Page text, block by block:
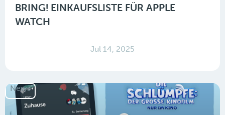
BRING! EINKAUFSLISTE FÜR APPLE
WATCH
Jul 14, 2025
News